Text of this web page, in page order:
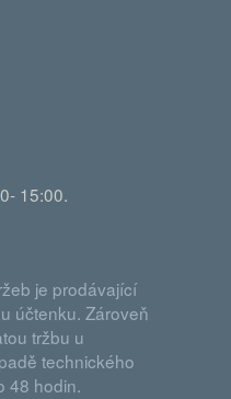
15:00.
je prodávající
účtenku. Zároveň
tržbu u
technického
48 hodin.